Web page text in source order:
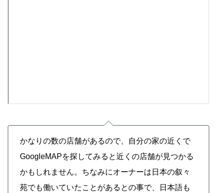
かなりの数の店舗があるので、自分の家の近くで
GoogleMAPを探してみると近くの店舗が見つかる
かもしれません。ちなみにオーナーは日本の叙々
苑でも働いていたことがあるとの事で、日本語も